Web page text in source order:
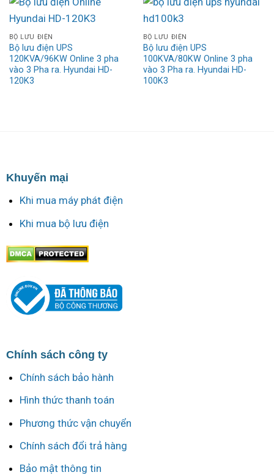
BỘ LƯU ĐIỆN
Bộ lưu điện UPS
120KVA/96KW Online 3 pha
vào 3 Pha ra. Hyundai HD-
120K3
BỘ LƯU ĐIỆN
Bộ lưu điện UPS
100KVA/80KW Online 3 pha
vào 3 Pha ra. Hyundai HD-
100K3
Khuyến mại
Khi mua máy phát điện
Khi mua bộ lưu điện
Chính sách công ty
Chính sách bảo hành
Hình thức thanh toán
Phương thức vận chuyển
Chính sách đổi trả hàng
Bảo mật thông tin